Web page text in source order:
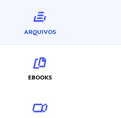
ARQUIVOS
EBOOKS